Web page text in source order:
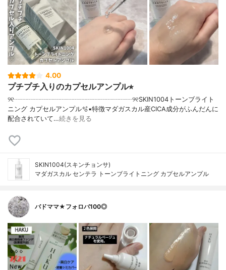
4.00
プチプチ入りのカプセルアンプル⭐︎
୨୧┈┈┈┈┈┈┈┈┈┈┈┈┈┈┈┈┈┈୨୧SKIN1004トーンブライト
ニング カプセルアンプル🫧▪︎特徴マダガスカル産CICA成分がふんだんに
配合されていて…続きを見る
SKIN1004(スキンチョンサ)
マダガスカル センテラ トーンブライトニング カプセルアンプル
バドママ★フォロバ100◎